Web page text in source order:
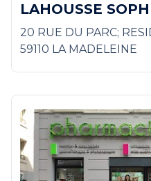
LAHOUSSE
20 RUE DU PARC;
59110 LA MADELEINE